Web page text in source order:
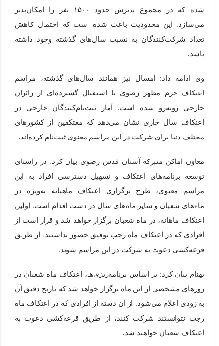
شده که در مجموع پذیرش حدود ۱۵۰۰ نفر را امکان‌پذیر
می‌سازد. این محدودیت باعث شده است که احتمال کاهش
تعداد شرکت‌کنندگان به نسبت سال‌های گذشته وجود داشته
باشد.
وی ادامه داد: امسال نیز همانند سال‌های گذشته، مراسم
اعتکاف حرم مطهر رضوی با استقبال گسترده‌ای از زائران
خارجی روبه‌رو شده است. آمار ثبت‌نام‌کنندگان خارجی در
اعتکاف سال جاری نشان می‌دهد که معتکفین از کشورهای
مختلف دنیا برای شرکت در این مراسم معنوی ثبت‌نام کرده‌اند.
معاون اماکن متبرکه آستان قدس رضوی بیان کرد: در راستای
توسعه برنامه‌های اعتکاف و تسهیل دسترسی افراد به این
مراسم معنوی، طرح برگزاری اعتکاف ماهیانه به‌ویژه در
ماه‌های شعبان و سایر ماه‌های سال در دست اقدام است. اولین
اعتکاف ماهانه، در ماه شعبان برگزار خواهد شد و قرار است از
افرادی که در اعتکاف ماه رجب توفیق حضور نداشتند، از طریق
قرعه‌کشی دعوت به شرکت در این مراسم شوند.
بهنام بیان کرد: بر اساس برنامه‌ریزی‌ها، اعتکاف ماه شعبان در
روزهای مشخصی از این ماه برگزار خواهد شد که تاریخ دقیق آن
به زودی اعلام می‌شود. از آن دسته از افرادی که در اعتکاف ماه
رجب نتوانستند شرکت کنند، از طریق قرعه‌کشی دعوت به
اعتکاف شعبان خواهند شد.